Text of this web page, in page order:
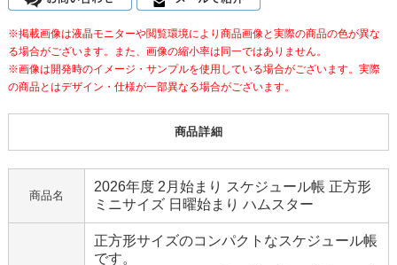
※掲載画像は液晶モニターや閲覧環境により商品画像と実際の商品の色が異な
る場合がございます。また、画像の縮小率は同一ではありません。
※画像は開発時のイメージ・サンプルを使用している場合がございます。実際
の商品とはデザイン・仕様が一部異なる場合がございます。
商品詳細
商品名
2026年度 2月始まり スケジュール帳 正方形
ミニサイズ 日曜始まり ハムスター
正方形サイズのコンパクトなスケジュール帳
です。